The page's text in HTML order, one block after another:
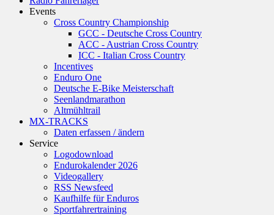
Events
Cross Country Championship
GCC - Deutsche Cross Country
ACC - Austrian Cross Country
ICC - Italian Cross Country
Incentives
Enduro One
Deutsche E-Bike Meisterschaft
Seenlandmarathon
Altmühltrail
MX-TRACKS
Daten erfassen / ändern
Service
Logodownload
Endurokalender 2026
Videogallery
RSS Newsfeed
Kaufhilfe für Enduros
Sportfahrertraining